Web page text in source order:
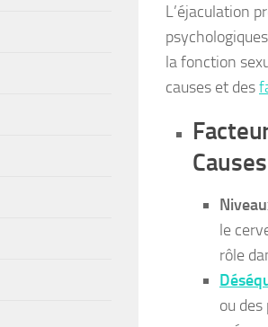
L’éjaculation
la fonction
causes et des
le
rôle
ou